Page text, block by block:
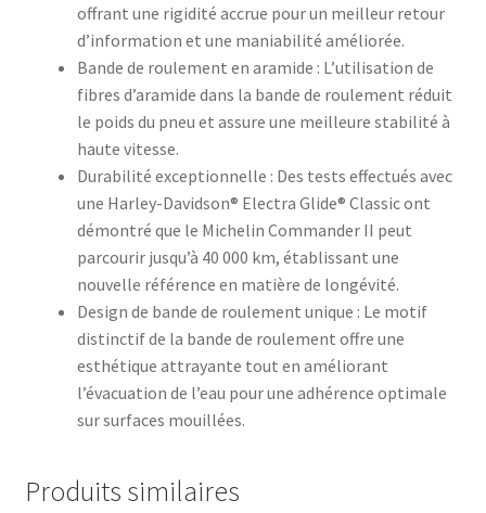
offrant une rigidité accrue pour un meilleur retour
d’information et une maniabilité améliorée.​
Bande de roulement en aramide : L’utilisation de
fibres d’aramide dans la bande de roulement réduit
le poids du pneu et assure une meilleure stabilité à
haute vitesse.​
Durabilité exceptionnelle : Des tests effectués avec
une Harley-Davidson® Electra Glide® Classic ont
démontré que le Michelin Commander II peut
parcourir jusqu’à 40 000 km, établissant une
nouvelle référence en matière de longévité.
Design de bande de roulement unique : Le motif
distinctif de la bande de roulement offre une
esthétique attrayante tout en améliorant
l’évacuation de l’eau pour une adhérence optimale
sur surfaces mouillées.
Produits similaires